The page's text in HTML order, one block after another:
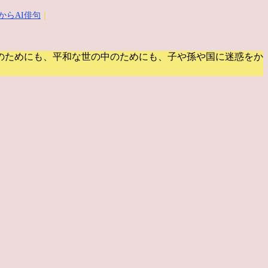
らAI俳句
ためにも、平和な世の中のためにも、子や孫や国に迷惑をか